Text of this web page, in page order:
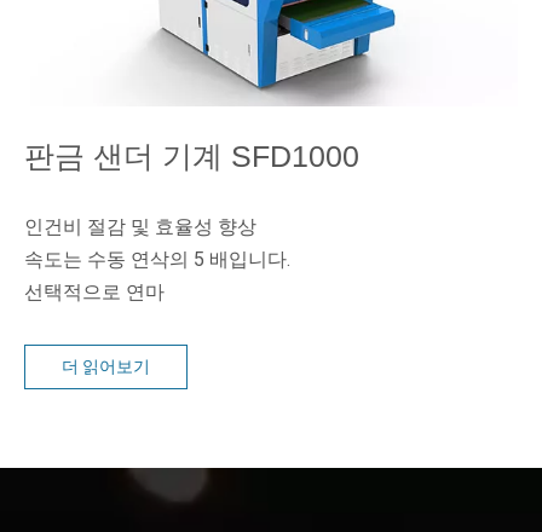
판금 샌더 기계 SFD1000
인건비 절감 및 효율성 향상
속도는 수동 연삭의 5 배입니다.
선택적으로 연마
더 읽어보기